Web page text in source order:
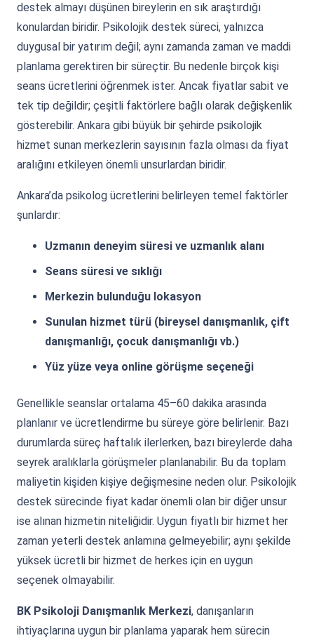
destek almayı düşünen bireylerin en sık araştırdığı
konulardan biridir. Psikolojik destek süreci, yalnızca
duygusal bir yatırım değil; aynı zamanda zaman ve maddi
planlama gerektiren bir süreçtir. Bu nedenle birçok kişi
seans ücretlerini öğrenmek ister. Ancak fiyatlar sabit ve
tek tip değildir; çeşitli faktörlere bağlı olarak değişkenlik
gösterebilir. Ankara gibi büyük bir şehirde psikolojik
hizmet sunan merkezlerin sayısının fazla olması da fiyat
aralığını etkileyen önemli unsurlardan biridir.
Ankara’da psikolog ücretlerini belirleyen temel faktörler
şunlardır:
Uzmanın deneyim süresi ve uzmanlık alanı
Seans süresi ve sıklığı
Merkezin bulunduğu lokasyon
Sunulan hizmet türü (bireysel danışmanlık, çift
danışmanlığı, çocuk danışmanlığı vb.)
Yüz yüze veya online görüşme seçeneği
Genellikle seanslar ortalama 45–60 dakika arasında
planlanır ve ücretlendirme bu süreye göre belirlenir. Bazı
durumlarda süreç haftalık ilerlerken, bazı bireylerde daha
seyrek aralıklarla görüşmeler planlanabilir. Bu da toplam
maliyetin kişiden kişiye değişmesine neden olur. Psikolojik
destek sürecinde fiyat kadar önemli olan bir diğer unsur
ise alınan hizmetin niteliğidir. Uygun fiyatlı bir hizmet her
zaman yeterli destek anlamına gelmeyebilir; aynı şekilde
yüksek ücretli bir hizmet de herkes için en uygun
seçenek olmayabilir.
BK Psikoloji Danışmanlık Merkezi, danışanların
ihtiyaçlarına uygun bir planlama yaparak hem sürecin